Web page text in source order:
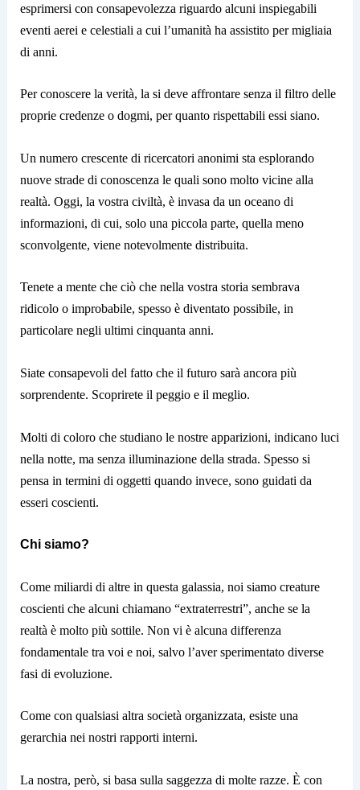
esprimersi con consapevolezza riguardo alcuni inspiegabili
eventi aerei e celestiali a cui l’umanità ha assistito per migliaia
di anni.
Per conoscere la verità, la si deve affrontare senza il filtro delle
proprie credenze o dogmi, per quanto rispettabili essi siano.
Un numero crescente di ricercatori anonimi sta esplorando
nuove strade di conoscenza le quali sono molto vicine alla
realtà. Oggi, la vostra civiltà, è invasa da un oceano di
informazioni, di cui, solo una piccola parte, quella meno
sconvolgente, viene notevolmente distribuita.
Tenete a mente che ciò che nella vostra storia sembrava
ridicolo o improbabile, spesso è diventato possibile, in
particolare negli ultimi cinquanta anni.
Siate consapevoli del fatto che il futuro sarà ancora più
sorprendente. Scoprirete il peggio e il meglio.
Molti di coloro che studiano le nostre apparizioni, indicano luci
nella notte, ma senza illuminazione della strada. Spesso si
pensa in termini di oggetti quando invece, sono guidati da
esseri coscienti.
Chi siamo?
Come miliardi di altre in questa galassia, noi siamo creature
coscienti che alcuni chiamano “extraterrestri”, anche se la
realtà è molto più sottile. Non vi è alcuna differenza
fondamentale tra voi e noi, salvo l’aver sperimentato diverse
fasi di evoluzione.
Come con qualsiasi altra società organizzata, esiste una
gerarchia nei nostri rapporti interni.
La nostra, però, si basa sulla saggezza di molte razze. È con